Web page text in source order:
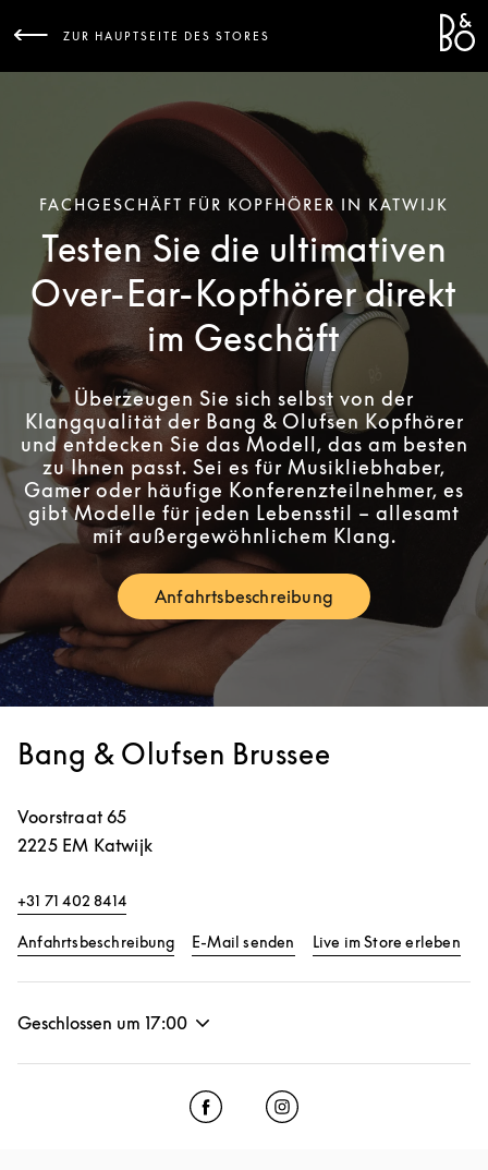
ZUR HAUPTSEITE DES STORES
FACHGESCHÄFT FÜR KOPFHÖRER IN KATWIJK
Testen Sie die ultimativen
Over-Ear-Kopfhörer direkt
im Geschäft
Überzeugen Sie sich selbst von der
Klangqualität der Bang & Olufsen Kopfhörer
und entdecken Sie das Modell, das am besten
zu Ihnen passt. Sei es für Musikliebhaber,
Gamer oder häufige Konferenzteilnehmer, es
gibt Modelle für jeden Lebensstil – allesamt
mit außergewöhnlichem Klang.
AnfahrtsbeschreibungLink Opens in New Tab
Bang & Olufsen Brussee
Voorstraat 65
2225 EM Katwijk
+31 71 402 8414
AnfahrtsbeschreibungLink Opens in New Tab
E-Mail senden Live im Store erleben
Geschlossen um 17:00
Click to open Facebook
Link Opens in New Tab
Click to open Instagram
Link Opens in New Tab